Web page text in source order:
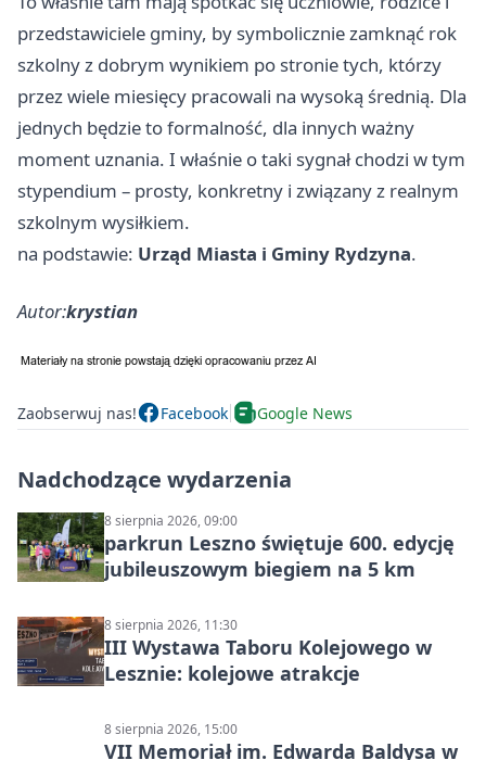
przedstawiciele gminy, by symbolicznie zamknąć rok
szkolny z dobrym wynikiem po stronie tych, którzy
przez wiele miesięcy pracowali na wysoką średnią. Dla
jednych będzie to formalność, dla innych ważny
moment uznania. I właśnie o taki sygnał chodzi w tym
stypendium – prosty, konkretny i związany z realnym
szkolnym wysiłkiem.
na podstawie: Urząd Miasta i Gminy Rydzyna.
Autor:krystian
Zaobserwuj nas! Facebook Google News
Nadchodzące wydarzenia
8 sierpnia 2026, 09:00
parkrun Leszno świętuje 600. edycję
jubileuszowym biegiem na 5 km
8 sierpnia 2026, 11:30
III Wystawa Taboru Kolejowego w
Lesznie: kolejowe atrakcje
8 sierpnia 2026, 15:00
VII Memoriał im. Edwarda Baldysa w